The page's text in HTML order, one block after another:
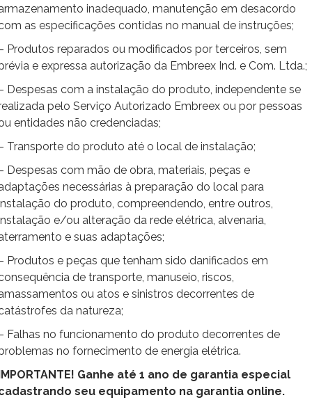
inadequado, manutenção em desacordo
as especificações contidas no manual de instruções;
Produtos reparados ou modificados por terceiros, sem
e expressa autorização da Embreex Ind. e Com. Ltda.;
Despesas com a instalação do produto, independente se
pelo Serviço Autorizado Embreex ou por pessoas
entidades não credenciadas;
Transporte do produto até o local de instalação;
Despesas com mão de obra, materiais, peças e
necessárias à preparação do local para
do produto, compreendendo, entre outros,
e/ou alteração da rede elétrica, alvenaria,
e suas adaptações;
Produtos e peças que tenham sido danificados em
de transporte, manuseio, riscos,
ou atos e sinistros decorrentes de
da natureza;
Falhas no funcionamento do produto decorrentes de
no fornecimento de energia elétrica.
Ganhe até 1 ano de garantia especial
seu equipamento na garantia online.